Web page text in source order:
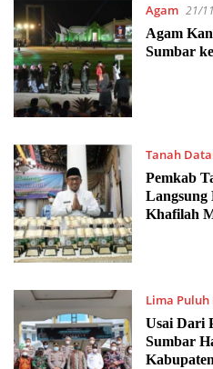
Agam 21/
Agam
Sumbar
Tanah
Pemkab
Langsung
Khafilah
Lima Puluh
12:25 AM
Usai Dari
Sumbar